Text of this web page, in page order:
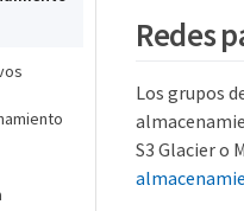
Redes
Los grupos
S3 Glacier o